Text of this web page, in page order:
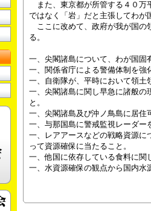
また、東京都が所管する４０万
ではなく「岩」だと主張してわが
ここに改めて、政府が我が国の
る。
一、尖閣諸島について、わが国固
一、関係省庁による警備体制を強
一、自衛隊が、平時において領土
一、尖閣諸島に関し早急に諸般の
と。
一、尖閣諸島及び沖ノ鳥島に居住
一、与那国島に警戒監視レーダー
一、レアアースなどの戦略資源に
って資源確保に当たること。
一、他国に依存している食料に関
一、水資源確保の観点から国内水